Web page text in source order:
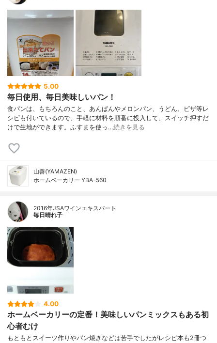
5.00
毎日使用、毎日美味しいパン！
食パンは、もちろんのこと、あんぱんやメロンパン、うどん、ピザ等レ
シピも付いているので、手軽に材料を順番に投入して、スイッチ押すだ
けで生地ができます。ふすまを使っ…続きを見る
山善(YAMAZEN)
ホームベーカリー YBA-560
2016年JSAワインエキスパート
毎日晴れ子
4.00
ホームベーカリーの定番！美味しいパンミックスもある初
心者むけ
もともとスイーツ作りやパン焼きなどは苦手でしたがレシピ本も2冊つ